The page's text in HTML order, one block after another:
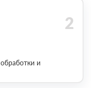
и